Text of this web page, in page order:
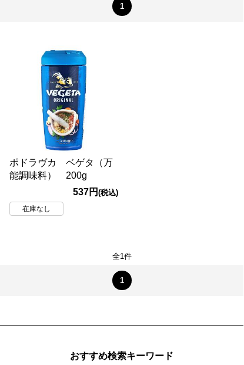
1
ポドラヴカ ベゲタ（万
能調味料） 200g
537円(税込)
在庫なし
全1件
1
おすすめ検索キーワード